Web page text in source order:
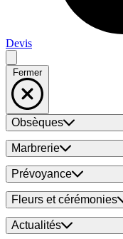
Devis
Fermer
Obsèques
Marbrerie
Prévoyance
Fleurs et cérémonies
Actualités